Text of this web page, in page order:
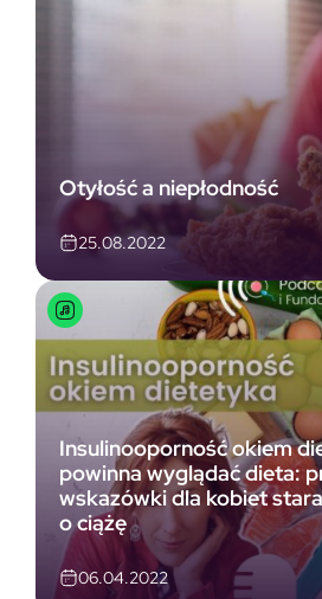
Otyłość a niepłodność
25.08.2022
Insulinooporność okiem
powinna wyglądać dieta:
wskazówki dla kobiet
o ciążę
06.04.2022